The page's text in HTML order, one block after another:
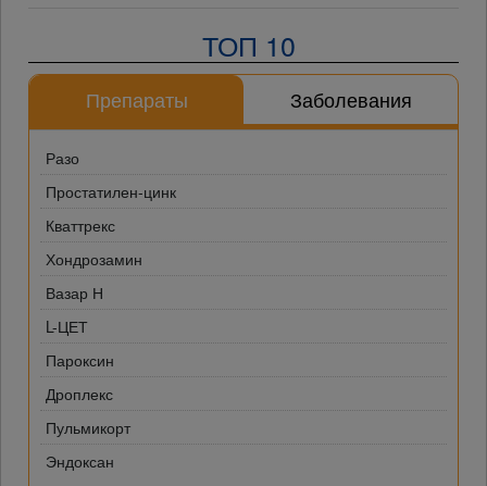
ТОП 10
Препараты Заболевания
Разо
Простатилен-цинк
Кваттрекс
Хондрозамин
Вазар Н
L-ЦЕТ
Пароксин
Дроплекс
Пульмикорт
Эндоксан